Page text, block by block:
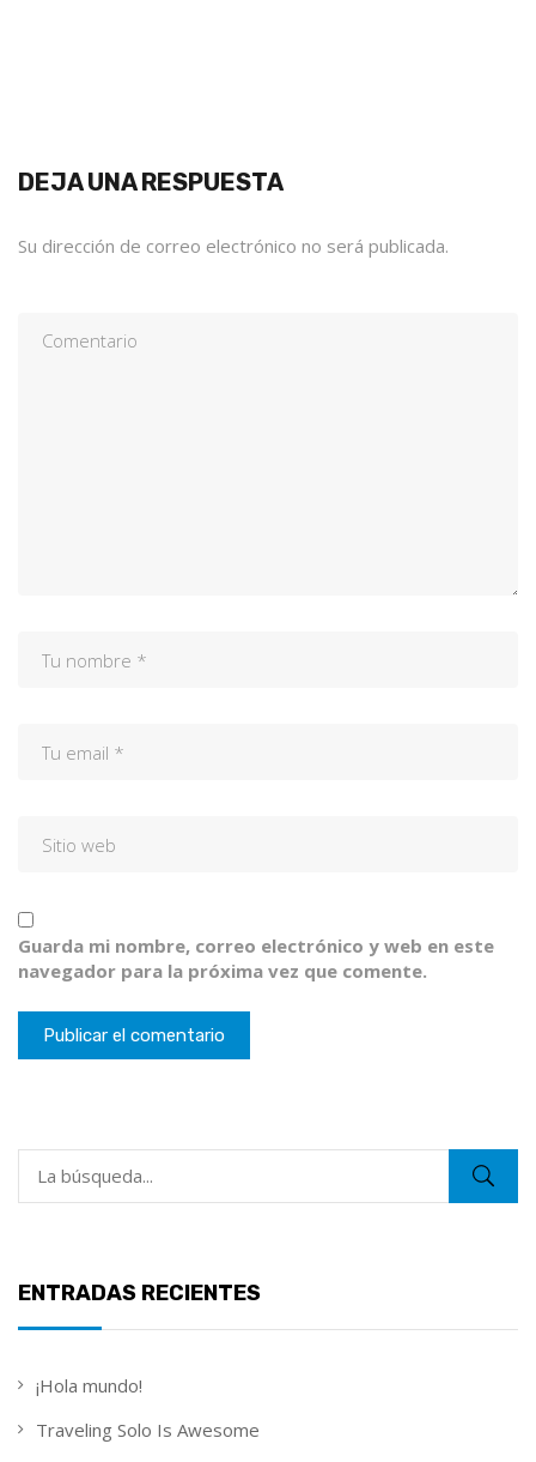
ENTRADAS RECIENTES
¡Hola mundo!
Traveling Solo Is Awesome
DEJA UNA RESPUESTA
Su dirección de correo electrónico no será publicada.
Guarda mi nombre, correo electrónico y web en este
navegador para la próxima vez que comente.